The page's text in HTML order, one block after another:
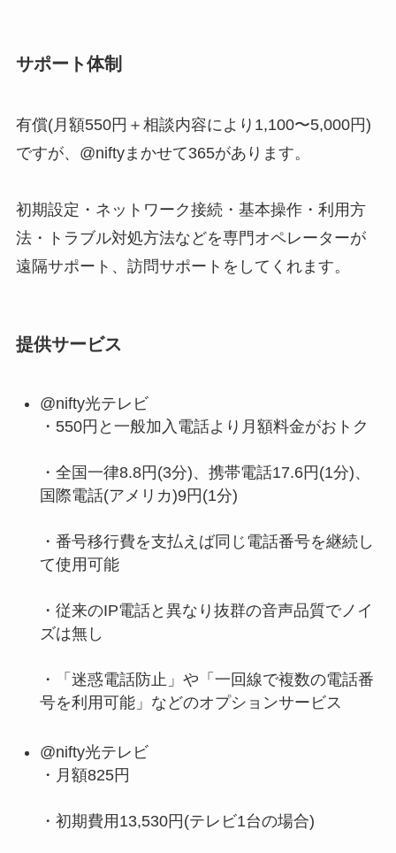
サポート体制
有償(月額550円＋相談内容により1,100〜5,000円)
ですが、@niftyまかせて365があります。
初期設定・ネットワーク接続・基本操作・利用方
法・トラブル対処方法などを専門オペレーターが
遠隔サポート、訪問サポートをしてくれます。
提供サービス
@nifty光テレビ
・550円と一般加入電話より月額料金がおトク
・全国一律8.8円(3分)、携帯電話17.6円(1分)、
国際電話(アメリカ)9円(1分)
・番号移行費を支払えば同じ電話番号を継続し
て使用可能
・従来のIP電話と異なり抜群の音声品質でノイ
ズは無し
・「迷惑電話防止」や「一回線で複数の電話番
号を利用可能」などのオプションサービス
@nifty光テレビ
・月額825円
・初期費用13,530円(テレビ1台の場合)